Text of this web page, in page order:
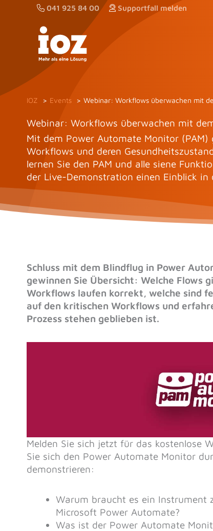
041 925 84 00 Supportfall melden
IOZ Events Webinar: Workflows überwachen mit
Webinar: Workflows überwachen mit
Mit dem Power Automate Monitor (PAM)
Workflows und deren
lernen Sie den PAM und alle siene
der Live-Demonstration einen Einblick in
Schluss mit dem Blindflug in Power
gewinnen Sie Übersicht: Welche Flows
Workflows laufen korrekt, welche sind
auf den kritischen Workflows und
Prozess stehen geblieben ist.
Melden Sie sich jetzt für das kostenlose
Sie sich den Power Automate Monitor
demonstrieren:
Warum braucht es ein Instrument
Microsoft Power Automate?
Was ist der Power Automate